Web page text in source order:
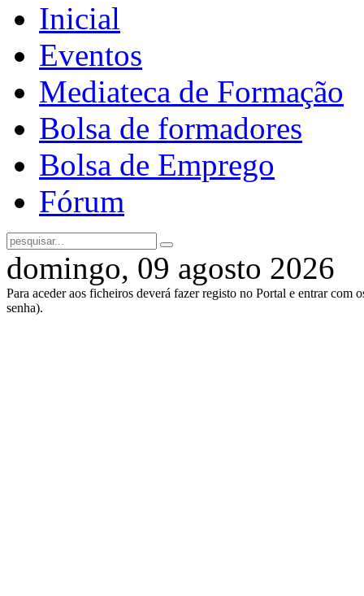
Inicial
Eventos
Mediateca de Formação
Bolsa de formadores
Bolsa de Emprego
Fórum
domingo, 09 agosto 2026
Para aceder aos ficheiros deverá fazer registo no Portal e entrar com
senha).